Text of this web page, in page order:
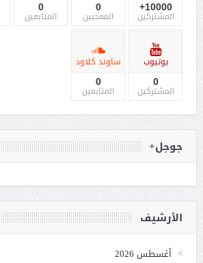
10000+
المشتركين
0
المعجبين
0
المتابعين
يوتيوب
0
المشتركين
ساوند كلاود
0
المتابعين
جوجل+
الأرشيف
أغسطس 2026